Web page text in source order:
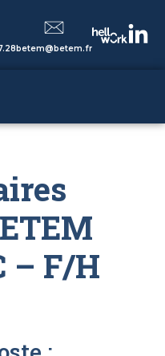
betem@betem.fr
– F/H